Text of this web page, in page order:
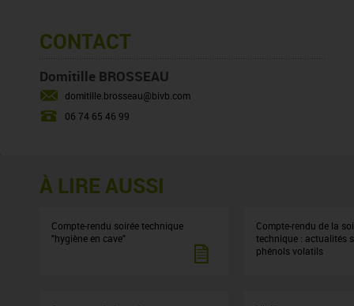
CONTACT
Domitille BROSSEAU
domitille.brosseau@bivb.com
06 74 65 46 99
À LIRE AUSSI
Compte-rendu soirée technique
"hygiène en cave"
Compte-rendu de la
technique : actualités
phénols volatils